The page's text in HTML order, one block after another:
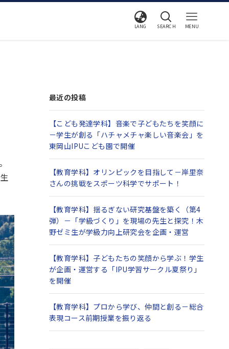
LANG SEARCH MENU
最近の投稿
【こども発達学科】音楽で子どもたちを笑顔に
－学生が創る「ハチャメチャ楽しい音楽会」を
東岡山IPUこども園で開催
【教育学科】オリンピックを目指して－岸里奈
さんの挑戦をスポーツ科学でサポート！
【教育学科】揺るぎない研究基盤を築く（第4
弾）－「学級づくり」を現場の先生と探究！木
野ゼミ生が学級力向上研究会を企画・運営
【教育学科】子どもたちの笑顔から学ぶ！学生
が企画・運営する「IPU学習サークル夏祭り」
を開催
【教育学科】プロから学び、仲間と創る－総合
表現コース前期授業を振り返る